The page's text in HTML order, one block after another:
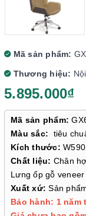
Mã sản phẩm:
Thương hiệu:
5.895.000₫
Mã sản phẩm:
Màu sắc: tiêu
Kích thước:
Chất liệu: Chân
Lưng ốp gỗ veneer
Xuất xứ: Sản
Bảo hành: 1 năm